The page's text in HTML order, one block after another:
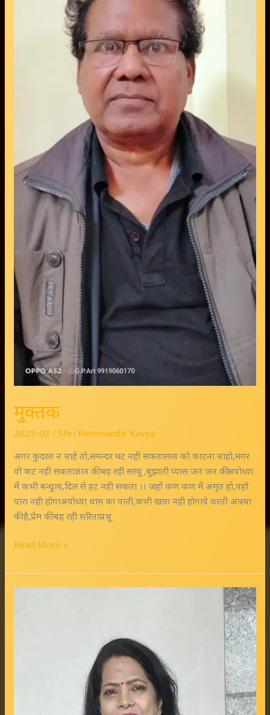
मुक्तक
2025-03 / Shri Rammandir Kavya
अगर कुदरत न चाहे तो,समन्दर घट नही सकतासत्य को काटना चाहो,मगर
वो कट नही सकताज्ञान की बह रही सरयू ,बुझाती प्यास जन जन कीअयोध्या
में कभी बन्धुत्व,दिल से हट नही सकता ।। जहाँ कण कण में अमृत हो,वहाँ
पारा नही होगाअयोध्या धाम का पानी,कभी खारा नही होगाये धरती आस्था
की है,प्रेम की बह रही सरिताप्रभू
Read More »